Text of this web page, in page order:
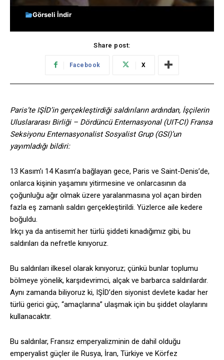
Görseli İndir
Share post:
Facebook X
Paris’te IŞİD’in gerçekleştirdiği saldırıların ardından, İşçilerin
Uluslararası Birliği – Dördüncü Enternasyonal (UIT-CI) Fransa
Seksiyonu Enternasyonalist Sosyalist Grup (GSI)’un
yayımladığı bildiri:
13 Kasım’ı 14 Kasım’a bağlayan gece, Paris ve Saint-Denis’de,
onlarca kişinin yaşamını yitirmesine ve onlarcasının da
çoğunluğu ağır olmak üzere yaralanmasına yol açan birden
fazla eş zamanlı saldırı gerçekleştirildi. Yüzlerce aile kedere
boğuldu.
Irkçı ya da antisemit her türlü şiddeti kınadığımız gibi, bu
saldırıları da nefretle kınıyoruz.
Bu saldırıları ilkesel olarak kınıyoruz; çünkü bunlar toplumu
bölmeye yönelik, karşıdevrimci, alçak ve barbarca saldırılardır.
Aynı zamanda biliyoruz ki, IŞİD’den siyonist devlete kadar her
türlü gerici güç, “amaçlarına” ulaşmak için bu şiddet olaylarını
kullanacaktır.
Bu saldırılar, Fransız emperyalizminin de dahil olduğu
emperyalist güçler ile Rusya, İran, Türkiye ve Körfez